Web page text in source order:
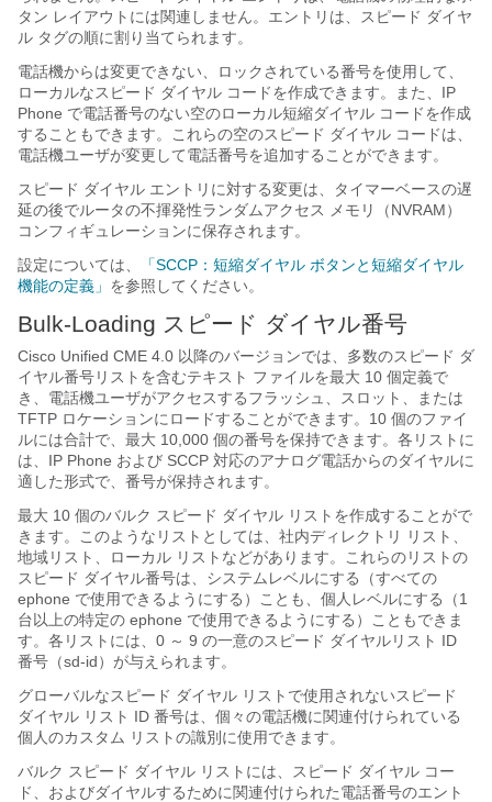
タン レイアウトには関連しません。エントリは、スピード ダイヤ
ル タグの順に割り当てられます。
電話機からは変更できない、ロックされている番号を使用して、
ローカルなスピード ダイヤル コードを作成できます。また、IP
Phone で電話番号のない空のローカル短縮ダイヤル コードを作成
することもできます。これらの空のスピード ダイヤル コードは、
電話機ユーザが変更して電話番号を追加することができます。
スピード ダイヤル エントリに対する変更は、タイマーベースの遅
延の後でルータの不揮発性ランダムアクセス メモリ（NVRAM）
コンフィギュレーションに保存されます。
設定については、
「SCCP：短縮ダイヤル ボタンと短縮ダイヤル
機能の定義」 を参照してください。
Bulk-Loading スピード ダイヤル番号
Cisco Unified CME 4.0 以降のバージョンでは、多数のスピード ダ
イヤル番号リストを含むテキスト ファイルを最大 10 個定義で
き、電話機ユーザがアクセスするフラッシュ、スロット、または
TFTP ロケーションにロードすることができます。10 個のファイ
ルには合計で、最大 10,000 個の番号を保持できます。各リストに
は、IP Phone および SCCP 対応のアナログ電話からのダイヤルに
適した形式で、番号が保持されます。
最大 10 個のバルク スピード ダイヤル リストを作成することがで
きます。このようなリストとしては、社内ディレクトリ リスト、
地域リスト、ローカル リストなどがあります。これらのリストの
スピード ダイヤル番号は、システムレベルにする（すべての
ephone で使用できるようにする）ことも、個人レベルにする（1
台以上の特定の ephone で使用できるようにする）こともできま
す。各リストには、0 ～ 9 の一意のスピード ダイヤルリスト ID
番号（sd-id）が与えられます。
グローバルなスピード ダイヤル リストで使用されないスピード
ダイヤル リスト ID 番号は、個々の電話機に関連付けられている
個人のカスタム リストの識別に使用できます。
バルク スピード ダイヤル リストには、スピード ダイヤル コー
ド、およびダイヤルするために関連付けられた電話番号のエント